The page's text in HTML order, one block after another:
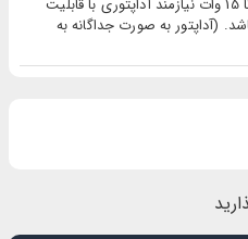
توجه: قابلیت شارژ سریع تا 15 وات نیازمند آداپتوری با قابلیت
(آداپتور به صورت جداگانه به